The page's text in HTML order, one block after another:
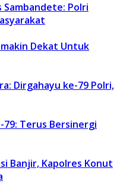
Sambandete: Polri
Dekat Untuk
Dirgahayu ke-79 Polri,
79: Terus Bersinergi
Banjir, Kapolres Konut